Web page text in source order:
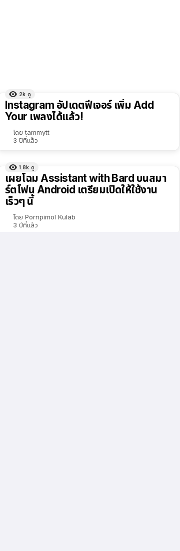
2k ดู
Instagram อัปเดตฟีเจอร์ เพิ่ม Add
Your เพลงได้แล้ว!
โดย tammytt
3 ปีที่แล้ว
1.8k ดู
เผยโฉม Assistant with Bard บนสมา
ร์ตโฟน Android เตรียมเปิดให้ใช้งาน
เร็วๆ นี้
โดย Pornpimol Kulab
3 ปีที่แล้ว